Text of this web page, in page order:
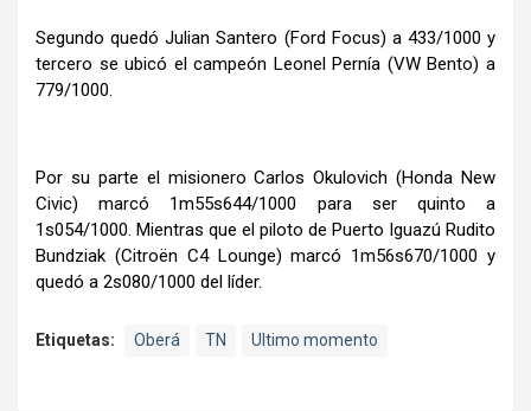
Segundo quedó Julian Santero (Ford Focus) a 433/1000 y
tercero se ubicó el campeón Leonel Pernía (VW Bento) a
779/1000.
Por su parte el misionero Carlos Okulovich (Honda New
Civic) marcó 1m55s644/1000 para ser quinto a
1s054/1000. Mientras que el piloto de Puerto Iguazú Rudito
Bundziak (Citroën C4 Lounge) marcó 1m56s670/1000 y
quedó a 2s080/1000 del líder.
Etiquetas: Oberá TN Ultimo momento